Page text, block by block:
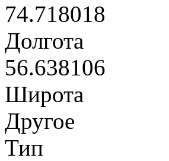
74.718018
Долгота
56.638106
Широта
Другое
Тип